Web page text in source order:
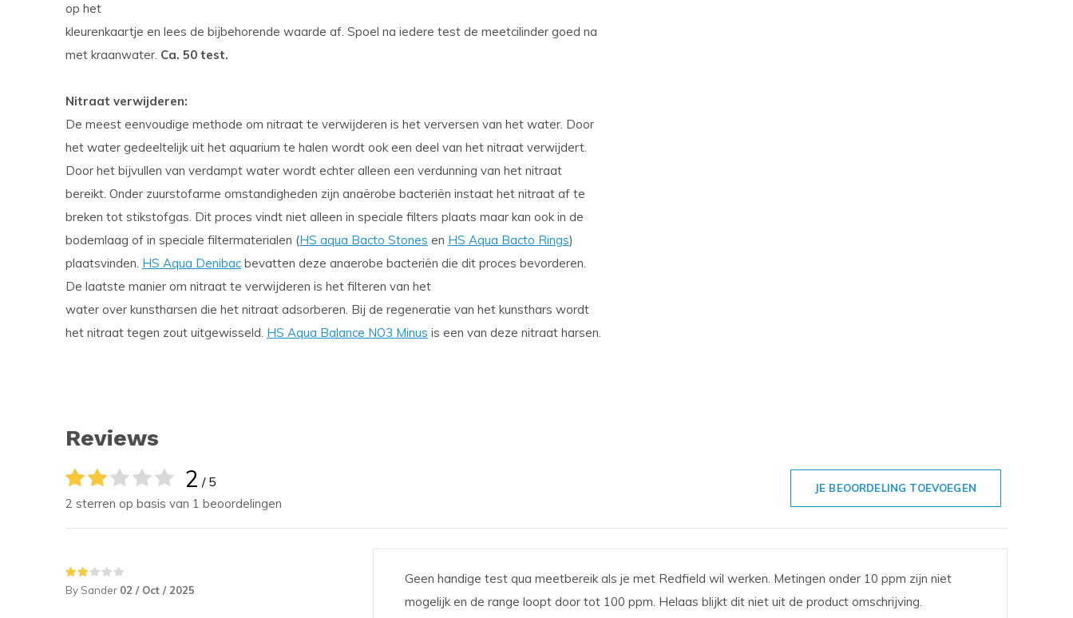
op het
kleurenkaartje en lees de bijbehorende waarde af. Spoel na iedere test de meetcilinder goed na
met kraanwater. Ca. 50 test.
Nitraat verwijderen:
De meest eenvoudige methode om nitraat te verwijderen is het verversen van het water. Door
het water gedeeltelijk uit het aquarium te halen wordt ook een deel van het nitraat verwijdert.
Door het bijvullen van verdampt water wordt echter alleen een verdunning van het nitraat
bereikt. Onder zuurstofarme omstandigheden zijn anaërobe bacteriën instaat het nitraat af te
breken tot stikstofgas. Dit proces vindt niet alleen in speciale filters plaats maar kan ook in de
bodemlaag of in speciale filtermaterialen (HS aqua Bacto Stones en HS Aqua Bacto Rings)
plaatsvinden. HS Aqua Denibac bevatten deze anaerobe bacteriën die dit proces bevorderen.
De laatste manier om nitraat te verwijderen is het filteren van het
water over kunstharsen die het nitraat adsorberen. Bij de regeneratie van het kunsthars wordt
het nitraat tegen zout uitgewisseld. HS Aqua Balance NO3 Minus is een van deze nitraat harsen.
Reviews
2 / 5
2 sterren op basis van 1 beoordelingen
JE BEOORDELING TOEVOEGEN
By Sander 02 / Oct / 2025
Geen handige test qua meetbereik als je met Redfield wil werken. Metingen onder 10 ppm zijn niet
mogelijk en de range loopt door tot 100 ppm. Helaas blijkt dit niet uit de product omschrijving.